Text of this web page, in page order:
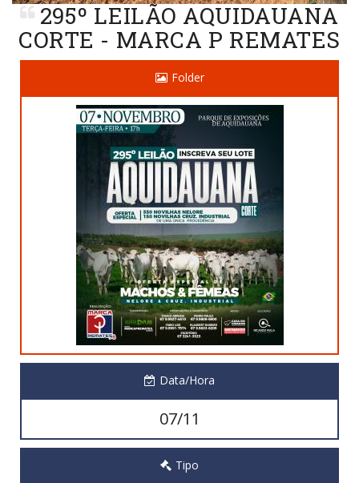
295º LEILÃO AQUIDAUANA
CORTE - MARCA P REMATES
Folder
Data/Hora
07/11
Tipo